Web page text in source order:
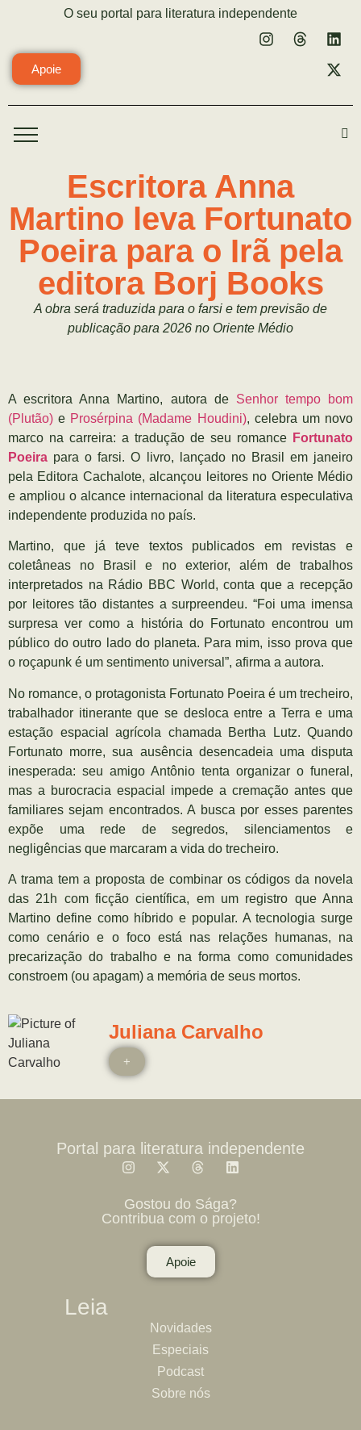
O seu portal para literatura independente
Apoie
Escritora Anna
Martino leva Fortunato
Poeira para o Irã pela
editora Borj Books
A obra será traduzida para o farsi e tem previsão de
publicação para 2026 no Oriente Médio
A escritora Anna Martino, autora de Senhor tempo bom
(Plutão) e Prosérpina (Madame Houdini), celebra um novo
marco na carreira: a tradução de seu romance Fortunato
Poeira para o farsi. O livro, lançado no Brasil em janeiro
pela Editora Cachalote, alcançou leitores no Oriente Médio
e ampliou o alcance internacional da literatura especulativa
independente produzida no país.
Martino, que já teve textos publicados em revistas e
coletâneas no Brasil e no exterior, além de trabalhos
interpretados na Rádio BBC World, conta que a recepção
por leitores tão distantes a surpreendeu. “Foi uma imensa
surpresa ver como a história do Fortunato encontrou um
público do outro lado do planeta. Para mim, isso prova que
o roçapunk é um sentimento universal”, afirma a autora.
No romance, o protagonista Fortunato Poeira é um trecheiro,
trabalhador itinerante que se desloca entre a Terra e uma
estação espacial agrícola chamada Bertha Lutz. Quando
Fortunato morre, sua ausência desencadeia uma disputa
inesperada: seu amigo Antônio tenta organizar o funeral,
mas a burocracia espacial impede a cremação antes que
familiares sejam encontrados. A busca por esses parentes
expõe uma rede de segredos, silenciamentos e
negligências que marcaram a vida do trecheiro.
A trama tem a proposta de combinar os códigos da novela
das 21h com ficção científica, em um registro que Anna
Martino define como híbrido e popular. A tecnologia surge
como cenário e o foco está nas relações humanas, na
precarização do trabalho e na forma como comunidades
constroem (ou apagam) a memória de seus mortos.
Juliana Carvalho
+
Portal para literatura independente
Gostou do Sága?
Contribua com o projeto!
Apoie
Leia
Novidades
Especiais
Podcast
Sobre nós